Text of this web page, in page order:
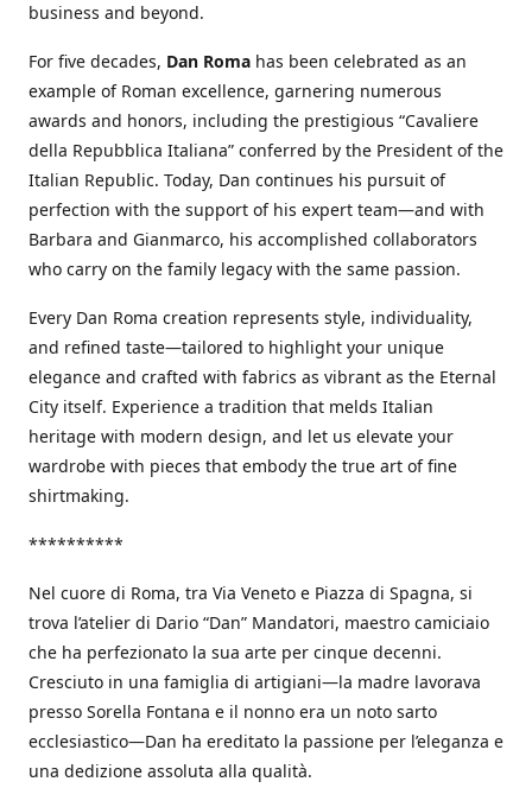
business and beyond.
For five decades, Dan Roma has been celebrated as an
example of Roman excellence, garnering numerous
awards and honors, including the prestigious “Cavaliere
della Repubblica Italiana” conferred by the President of the
Italian Republic. Today, Dan continues his pursuit of
perfection with the support of his expert team—and with
Barbara and Gianmarco, his accomplished collaborators
who carry on the family legacy with the same passion.
Every Dan Roma creation represents style, individuality,
and refined taste—tailored to highlight your unique
elegance and crafted with fabrics as vibrant as the Eternal
City itself. Experience a tradition that melds Italian
heritage with modern design, and let us elevate your
wardrobe with pieces that embody the true art of fine
shirtmaking.
**********
Nel cuore di Roma, tra Via Veneto e Piazza di Spagna, si
trova l’atelier di Dario “Dan” Mandatori, maestro camiciaio
che ha perfezionato la sua arte per cinque decenni.
Cresciuto in una famiglia di artigiani—la madre lavorava
presso Sorella Fontana e il nonno era un noto sarto
ecclesiastico—Dan ha ereditato la passione per l’eleganza e
una dedizione assoluta alla qualità.